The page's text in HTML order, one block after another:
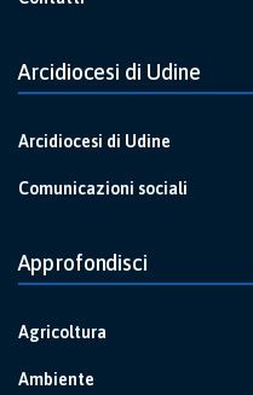
Arcidiocesi di Udine
Arcidiocesi di Udine
Comunicazioni sociali
Approfondisci
Agricoltura
Ambiente